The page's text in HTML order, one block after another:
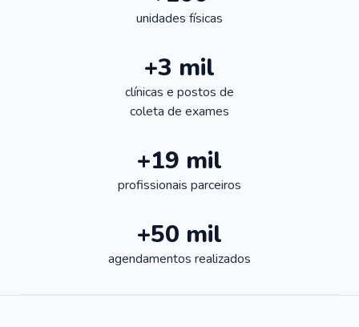
unidades físicas
+3 mil
clínicas e postos de
coleta de exames
+19 mil
profissionais parceiros
+50 mil
agendamentos realizados